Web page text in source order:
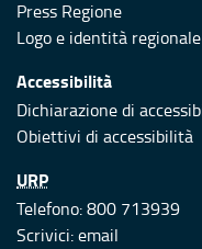
Press Regione
Logo e identità regionale
Accessibilità
Dichiarazione di
Obiettivi di accessibilità
URP
Telefono: 800 713939
Scrivici:email